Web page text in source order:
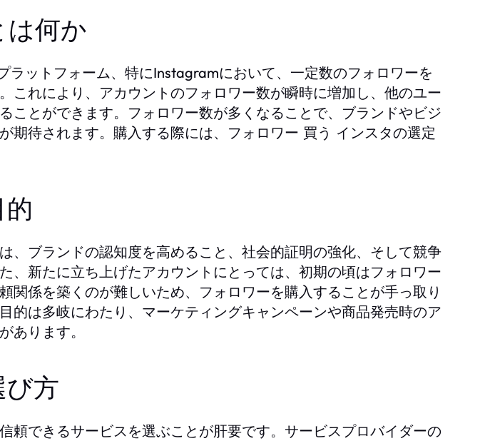
は何か
ラットフォーム、特にInstagramにおいて、一定数のフォロワーを
これにより、アカウントのフォロワー数が瞬時に増加し、他のユー
ことができます。フォロワー数が多くなることで、ブランドやビジ
期待されます。購入する際には、
フォロワー 買う インスタの選定
的
、ブランドの認知度を高めること、社会的証明の強化、そして競争
、新たに立ち上げたアカウントにとっては、初期の頃はフォロワー
関係を築くのが難しいため、フォロワーを購入することが手っ取り
的は多岐にわたり、マーケティングキャンペーンや商品発売時のア
あります。
び方
頼できるサービスを選ぶことが肝要です。サービスプロバイダーの